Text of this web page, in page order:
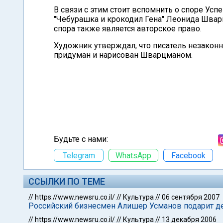
В связи с этим стоит вспомнить о споре
"Чебурашка и крокодил Гена" Леонида
спора также является авторское право.
Художник утверждал, что писатель
придуман и нарисован Шварцманом.
Будьте с нами:
Telegram
WhatsApp Facebook
ССЫЛКИ ПО ТЕМЕ
// https://www.newsru.co.il/// Культура //06 сентября 2007
Российский бизнесмен Алишер Усманов подарит
// https://www.newsru.co.il/// Культура // 13 декабря 2006